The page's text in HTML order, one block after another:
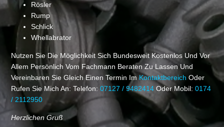
Rösler
Rump
Schlick
Whellabrator
Nutzen Sie Die Möglichkeit Sich Bundesweit Kostenlos Und Vor
Allem Persönlich Vom Fachmann Beraten Zu Lassen Und
Vereinbaren Sie Gleich Einen Termin ImKontaktbereich Oder
Rufen Sie Mich An: Telefon:07127 / 9482414 Oder Mobil:0174
/ 2112950
Herzlichen Gruß